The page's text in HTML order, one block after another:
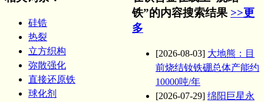
硅锆
热裂
立方织构
弥散强化
直接还原铁
球化剂
铁”的内容搜索结果 >>更
多
[2026-08-03] 大地熊：目
前烧结钕铁硼总体产能约
10000吨/年
[2026-07-29] 绵阳巨星永